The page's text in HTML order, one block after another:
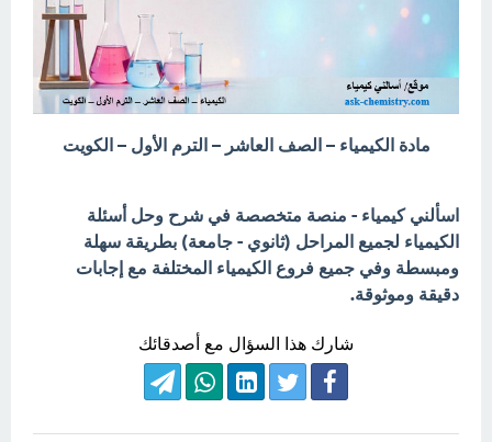
مادة الكيمياء – الصف العاشر – الترم الأول – الكويت
اسألني كيمياء - منصة متخصصة في شرح وحل أسئلة
الكيمياء لجميع المراحل (ثانوي - جامعة) بطريقة سهلة
ومبسطة وفي جميع فروع الكيمياء المختلفة مع إجابات
دقيقة وموثوقة.
شارك هذا السؤال مع أصدقائك